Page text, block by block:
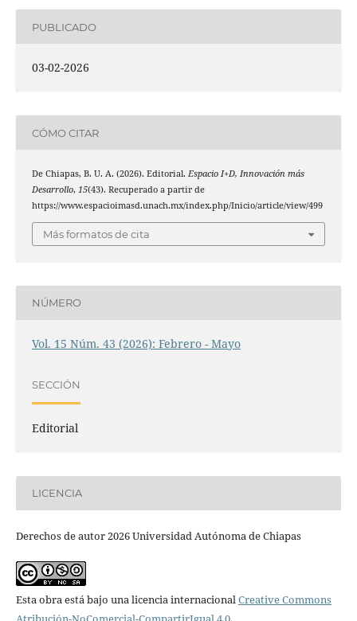
PUBLICADO
03-02-2026
CÓMO CITAR
De Chiapas, B. U. A. (2026). Editorial. Espacio I+D, Innovación más
Desarrollo, 15(43). Recuperado a partir de
https://www.espacioimasd.unach.mx/index.php/Inicio/article/view/499
Más formatos de cita
NÚMERO
Vol. 15 Núm. 43 (2026): Febrero - Mayo
SECCIÓN
Editorial
LICENCIA
Derechos de autor 2026 Universidad Autónoma de Chiapas
Esta obra está bajo una licencia internacionalCreative Commons